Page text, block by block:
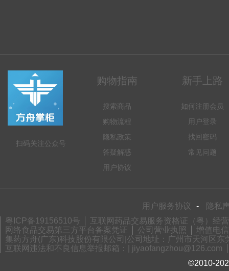
扫码关注公众号
购物指南
搜索商品
购物流程
隐私政策
答疑解惑
用户协议
新手上路
如何注册会员
用户登录
找回密码
常见问题
用户服务协议 -
隐私
粤ICP备19156510号
互联网药品交易服务资格证（粤）经
网络食品交易第三方平台备案凭证
公司营业执照
增值电
集药方舟(广东)科技股份有限公司|公司地址：广州市天河区
互联网违法和不良信息举报邮箱：| jiyaofangzhou@126.com
©2010-